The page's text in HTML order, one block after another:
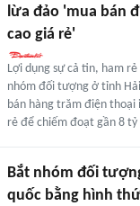
lừa đảo 'mua bán
cao giá rẻ'
Lợi dụng sự cả tin, ham rẻ
nhóm đối tượng ở tỉnh
bán hàng trăm điện thoại
rẻ để chiếm đoạt gần 8 tỷ
Bắt nhóm đối
quốc bằng hình